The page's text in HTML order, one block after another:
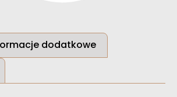
dodatkowe